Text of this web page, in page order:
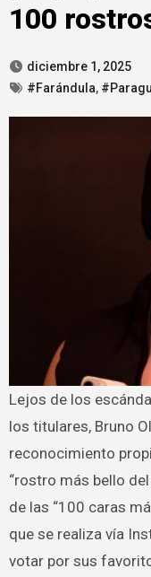
100
diciembre 1, 2025
#Farándula,
Lejos de los escándalos familiares que suelen ocupar
los titulares, Bruno
reconocimiento
“rostro más bello
de las “100 caras
que se realiza vía
votar por sus